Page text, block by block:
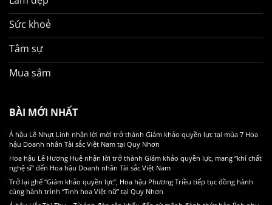
Sức khoẻ
Tâm sự
Mua sắm
BÀI MỚI NHẤT
Á hậu Lê Nhựt Linh nhận lời mời trở thành Giám khảo quyền lực tại mùa 7 Hoa
hậu Doanh nhân Tài sắc Việt Nam tại Quy Nhơn
Hoa hậu Lê Hương Huệ nhận lời trở thành Giám khảo quyền lực, mang “khí chất
nghệ sĩ” đến Hoa hậu Doanh nhân Tài sắc Việt Nam
Trở lại ghế “Giám khảo quyền lực”, Hoa hậu Phương Triều tiếp tục đồng hành
cùng hành trình “Tinh hoa Việt nữ” tại Quy Nhơn